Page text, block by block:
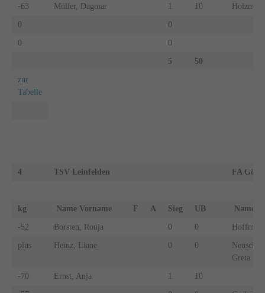
-63 Müller, Dagmar 1 10
0 0
0 0
5 50
zur
Tabelle
4 TSV Leinfelden FA
kg Name Vorname F A Sieg UB Name
-52 Borsten, Ronja 0 0
plus Heinz, Liane 0 0
Greta
-70 Ernst, Anja 1 10